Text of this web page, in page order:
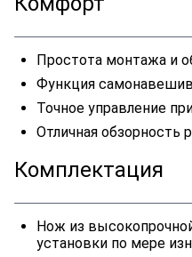
Простота монтажа и
Функция
Точное управление
Отличная обзорность
Комплектация
Нож из
установки по мере